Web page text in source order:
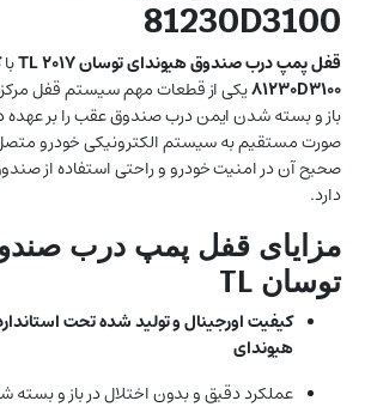
81230D3100
قفل پمپ درب صندوق هیوندای توسان TL 2017 با
81230D3100یکی از قطعات مهم سیستم قفل
باز و بسته شدن ایمن درب صندوق عقب را بر عهده
صورت مستقیم به سیستم الکترونیکی خودرو
صحیح آن در امنیت خودرو و راحتی استفاده از
دارد.
مزایای قفل پمپ درب
توسان TL
کیفیت اورجینال و تولید شده تحت
هیوندای
عملکرد دقیق و بدون اختلال در باز و